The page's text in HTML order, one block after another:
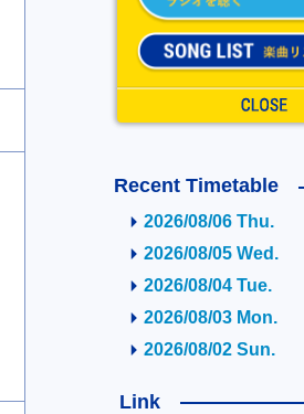
Recent Timetable
2026/08/06 Thu.
2026/08/05 Wed.
2026/08/04 Tue.
2026/08/03 Mon.
2026/08/02 Sun.
Link